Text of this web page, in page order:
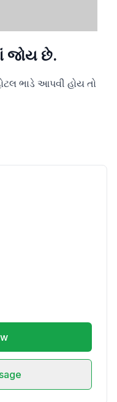
જોય છે.
ભાડે આપવી હોય તો